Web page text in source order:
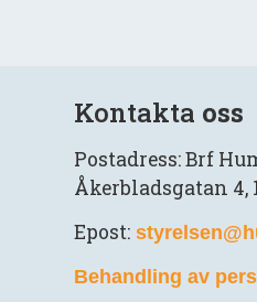
Kontakta oss
Postadress: Brf
Åkerbladsgatan 4,
Epost:
Behandling av